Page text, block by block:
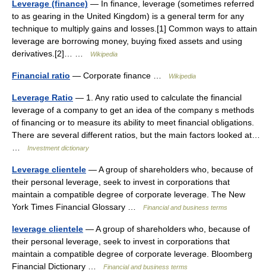
Leverage (finance) — In finance, leverage (sometimes referred
to as gearing in the United Kingdom) is a general term for any
technique to multiply gains and losses.[1] Common ways to attain
leverage are borrowing money, buying fixed assets and using
derivatives.[2]… …
Wikipedia
Financial ratio — Corporate finance … Wikipedia
Leverage Ratio — 1. Any ratio used to calculate the financial
leverage of a company to get an idea of the company s methods
of financing or to measure its ability to meet financial obligations.
There are several different ratios, but the main factors looked at…
Investment dictionary
Leverage clientele — A group of shareholders who, because of
their personal leverage, seek to invest in corporations that
maintain a compatible degree of corporate leverage. The New
York Times Financial Glossary …
Financial and business terms
leverage clientele — A group of shareholders who, because of
their personal leverage, seek to invest in corporations that
maintain a compatible degree of corporate leverage. Bloomberg
Financial Dictionary …
Financial and business terms